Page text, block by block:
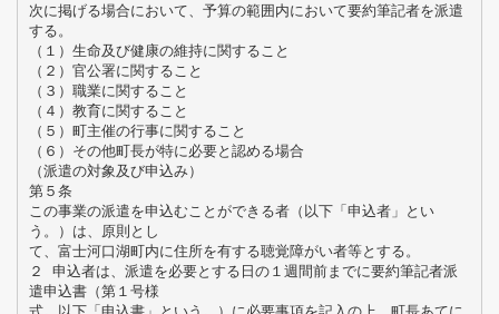
次に掲げる場合において、予算の範囲内において要約筆記者を派遣
する。
（１）生命及び健康の維持に関すること
（２）官公署に関すること
（３）職業に関すること
（４）教育に関すること
（５）町主催の行事に関すること
（６）その他町長が特に必要と認める場合
（派遣の対象及び申込み）
第５条
この事業の派遣を申込むことができる者（以下「申込者」とい
う。）は、原則とし
て、富士河口湖町内に住所を有する聴覚障がい者等とする。
２ 申込者は、派遣を必要とする日の１週間前までに要約筆記者派
遣申込書（第１号様
式。以下「申込書」という。）に必要事項を記入の上、町長あてに